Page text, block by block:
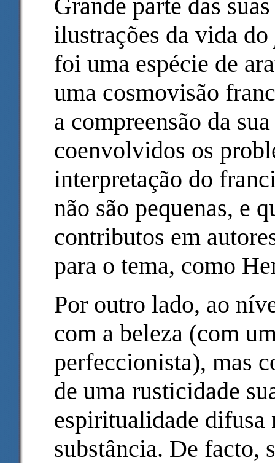
Grande parte das
ilustrações da vida do
foi uma espécie de
uma cosmovisão
a compreensão da
coenvolvidos os
interpretação do
não são pequenas, e
contributos em
para o tema, como
Por outro lado, ao
com a beleza (com
perfeccionista), mas
de uma rusticidade
espiritualidade difusa
substância. De facto,